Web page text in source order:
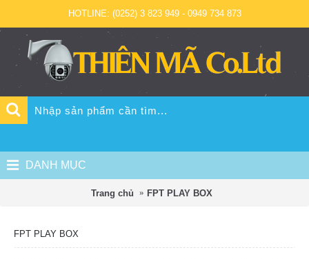
HOTLINE: (0252) 3 823 949 - 0949 734 873
DANH MỤC
Trang chủ FPT PLAY BOX
FPT PLAY BOX